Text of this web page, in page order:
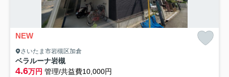
NEW
さいたま市岩槻区加倉
ベラルーナ岩槻
4.6万円 管理/共益費10,000円